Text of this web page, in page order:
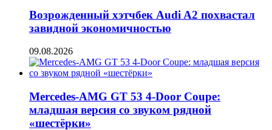
Возрожденный хэтчбек Audi A2 похвастал
завидной экономичностью
09.08.2026
Mercedes-AMG GT 53 4-Door Coupe:
младшая версия со звуком рядной
«шестёрки»